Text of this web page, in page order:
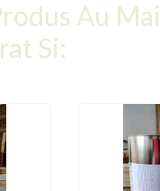
Au Mai
Si: